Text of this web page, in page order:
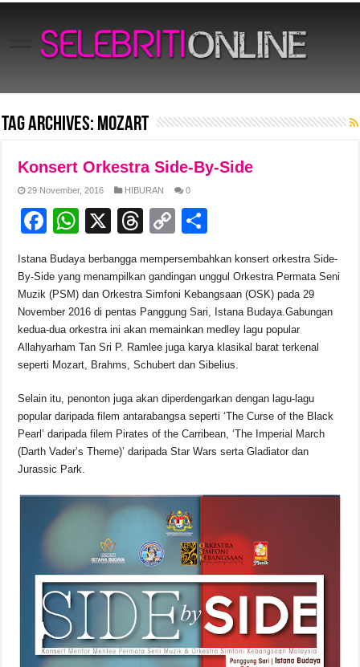
Tag Archives: Mozart
Konsert Orkestra Side-By-Side
29 November, 2016 HIBURAN 0
F
c
e
b
o
o
k
W
at
s
A
p
p
X
T
e
a
d
s
C
p
y
Li
n
k
ar
e
Istana Budaya berbangga mempersembahkan konsert orkestra Side-
By-Side yang menampilkan gandingan unggul Orkestra Permata Seni
Muzik (PSM) dan Orkestra Simfoni Kebangsaan (OSK) pada 29
November 2016 di pentas Panggung Sari, Istana Budaya.Gabungan
kedua-dua orkestra ini akan memainkan medley lagu popular
Allahyarham Tan Sri P. Ramlee juga karya klasikal barat terkenal
seperti Mozart, Brahms, Schubert dan Sibelius.
Selain itu, penonton juga akan diperdengarkan dengan lagu-lagu
popular daripada filem antarabangsa seperti ‘The Curse of the Black
Pearl’ daripada filem Pirates of the Carribean, ‘The Imperial March
(Darth Vader’s Theme)’ daripada Star Wars serta Gladiator dan
Jurassic Park.